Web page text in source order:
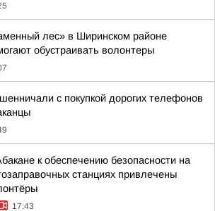
лес» в Ширинском районе
обустраивать волонтеры
с покупкой дорогих телефонов
к обеспечению безопасности на
станциях привлечены
17:43